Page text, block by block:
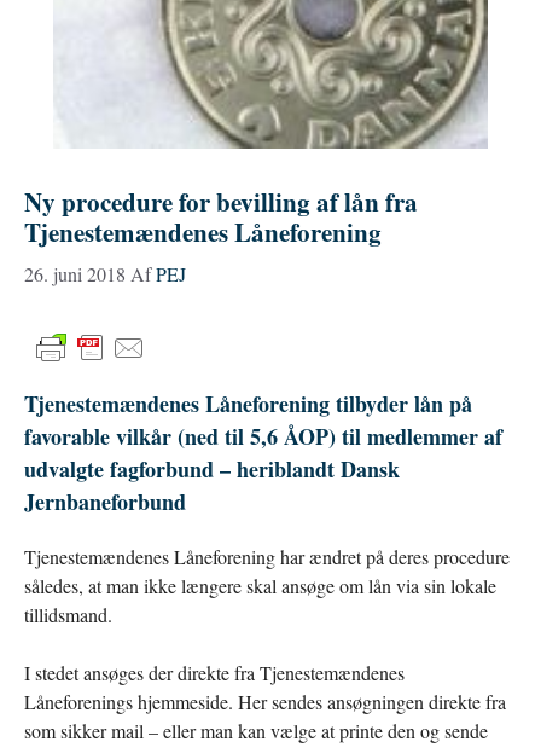
Ny procedure for bevilling af lån fra
Tjenestemændenes Låneforening
26. juni 2018 AfPEJ
Tjenestemændenes Låneforening tilbyder lån på
favorable vilkår (ned til 5,6 ÅOP) til medlemmer af
udvalgte fagforbund – heriblandt Dansk
Jernbaneforbund
Tjenestemændenes Låneforening har ændret på deres procedure
således, at man ikke længere skal ansøge om lån via sin lokale
tillidsmand.
I stedet ansøges der direkte fra Tjenestemændenes
Låneforenings hjemmeside. Her sendes ansøgningen direkte fra
som sikker mail – eller man kan vælge at printe den og sende